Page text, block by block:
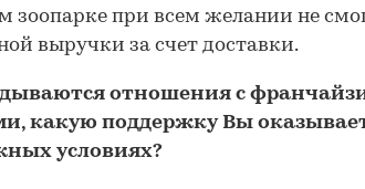
зоопарке при всем желании не
выручки за счет доставки.
отношения с
какую поддержку Вы
условиях?